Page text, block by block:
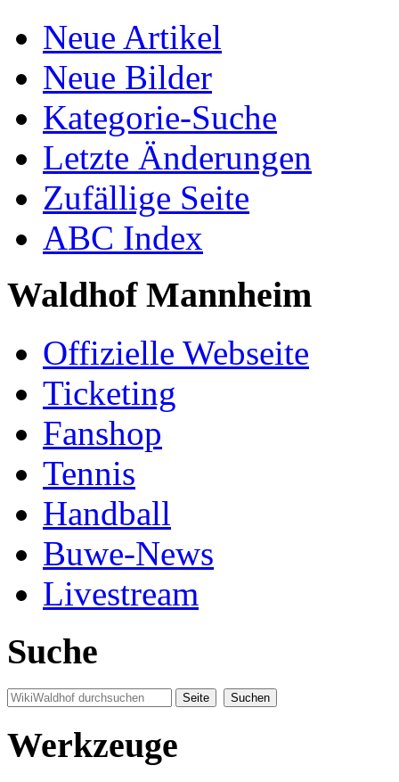
Neue Artikel
Neue Bilder
Kategorie-Suche
Letzte Änderungen
Zufällige Seite
ABC Index
Waldhof Mannheim
Offizielle Webseite
Ticketing
Fanshop
Tennis
Handball
Buwe-News
Livestream
Suche
Werkzeuge